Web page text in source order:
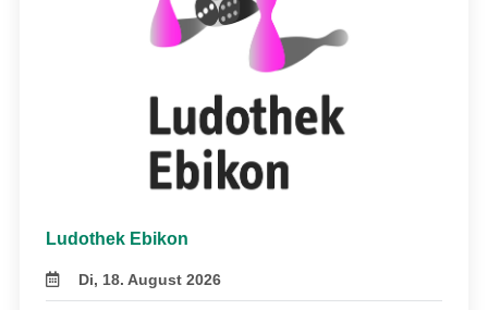
Ludothek Ebikon
Di, 18. August 2026